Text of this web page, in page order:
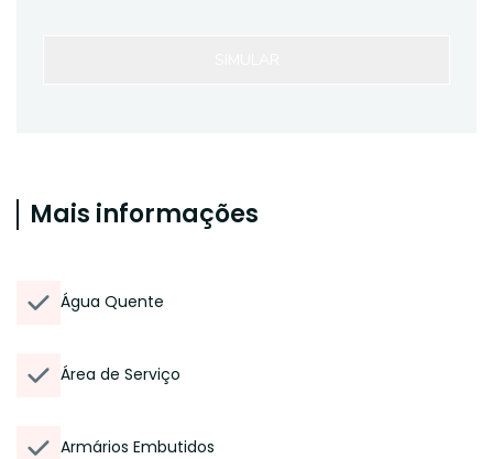
Mais informações
Água Quente
Área de Serviço
Armários Embutidos